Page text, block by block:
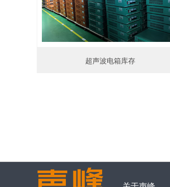
超声波电箱库存